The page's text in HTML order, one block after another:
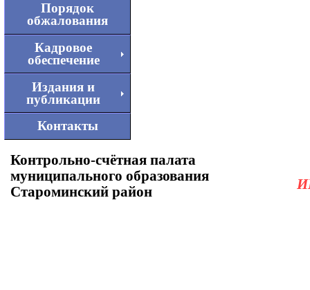
Порядок
обжалования
Кадровое
обеспечение
Издания и
публикации
Контакты
Контрольно-счётная палата
муниципального образования
Староминский район